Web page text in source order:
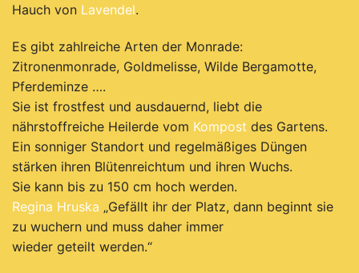
Hauch von Lavendel.
Es gibt zahlreiche Arten der Monrade:
Zitronenmonrade, Goldmelisse, Wilde Bergamotte,
Pferdeminze ….
Sie ist frostfest und ausdauernd, liebt die
nährstoffreiche Heilerde vom Kompost des Gartens.
Ein sonniger Standort und regelmäßiges Düngen
stärken ihren Blütenreichtum und ihren Wuchs.
Sie kann bis zu 150 cm hoch werden.
Regina Hruska „Gefällt ihr der Platz, dann beginnt sie
zu wuchern und muss daher immer
wieder geteilt werden.“